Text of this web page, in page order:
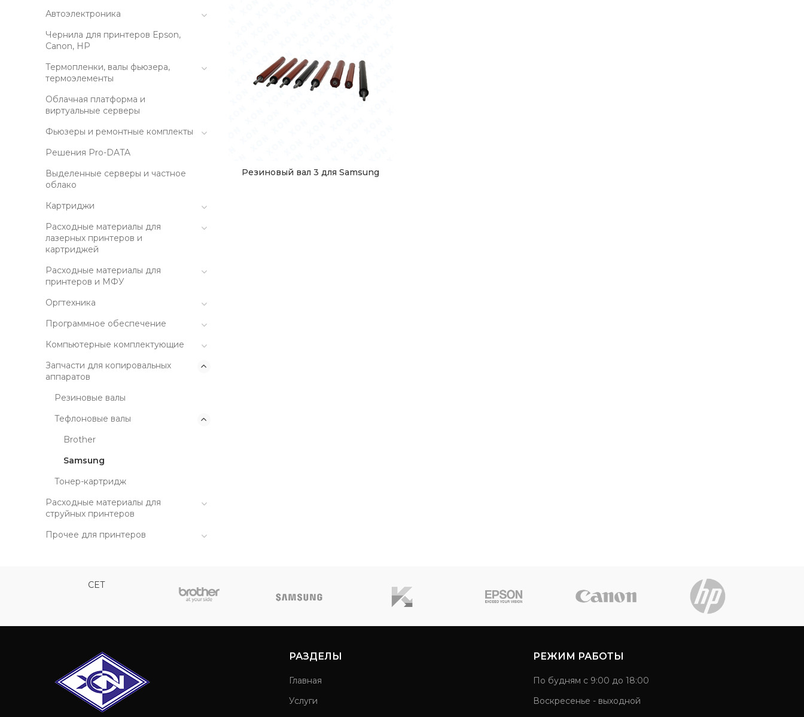
Резиновый вал 3 для Samsung
Автоэлектроника
Чернила для принтеров Epson,
Canon, HP
Термопленки, валы фьюзера,
термоэлементы
Облачная платформа и
виртуальные серверы
Фьюзеры и ремонтные комплекты
Решения Pro-DATA
Выделенные серверы и частное
облако
Картриджи
Расходные материалы для
лазерных принтеров и
картриджей
Расходные материалы для
принтеров и МФУ
Оргтехника
Программное обеспечение
Компьютерные комплектующие
Запчасти для копировальных
аппаратов
Резиновые валы
Тефлоновые валы
Brother
Samsung
Тонер-картридж
Расходные материалы для
струйных принтеров
Прочее для принтеров
CET
РАЗДЕЛЫ
Главная
Услуги
РЕЖИМ РАБОТЫ
По будням с 9:00 до 18:00
Воскресенье - выходной